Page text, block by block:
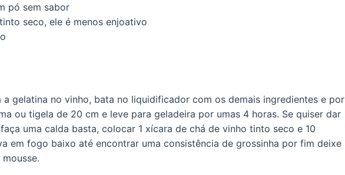
pó sem sabor
seco, ele é menos enjoativo
a gelatina no vinho, bata no liquidificador com os demais ingredientes e por
ou tigela de 20 cm e leve para geladeira por umas 4 horas. Se quiser dar
uma calda basta, colocar 1 xícara de chá de vinho tinto seco e 10
em fogo baixo até encontrar uma consistência de grossinha por fim deixe